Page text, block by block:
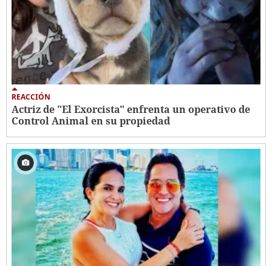
REACCIÓN
Actriz de "El Exorcista" enfrenta un operativo de
Control Animal en su propiedad